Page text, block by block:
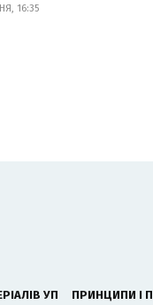
16:35
УП ПРИНЦИПИ І